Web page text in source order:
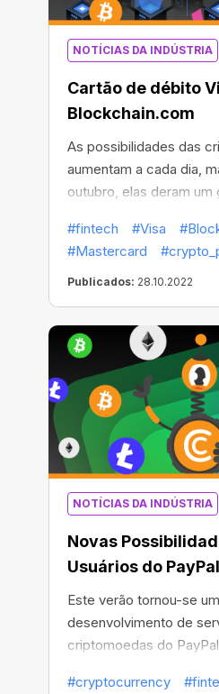
NOTÍCIAS DA INDÚSTRIA
Cartão de débito
Blockchain.com
As possibilidades das
aumentam a cada dia,
outubro, elas deram um
empresa de serviços
criptomoedas mais
mostrou ao mundo seu
Blockchain.com Visa®
#fintech #Visa
#Mastercard
Publicados: 28.10.2022
NOTÍCIAS DA INDÚSTRIA
Novas
Usuários do PayPal
Este verão tornou-se
desenvolvimento de
criptomoedas do
#cryptocurrency